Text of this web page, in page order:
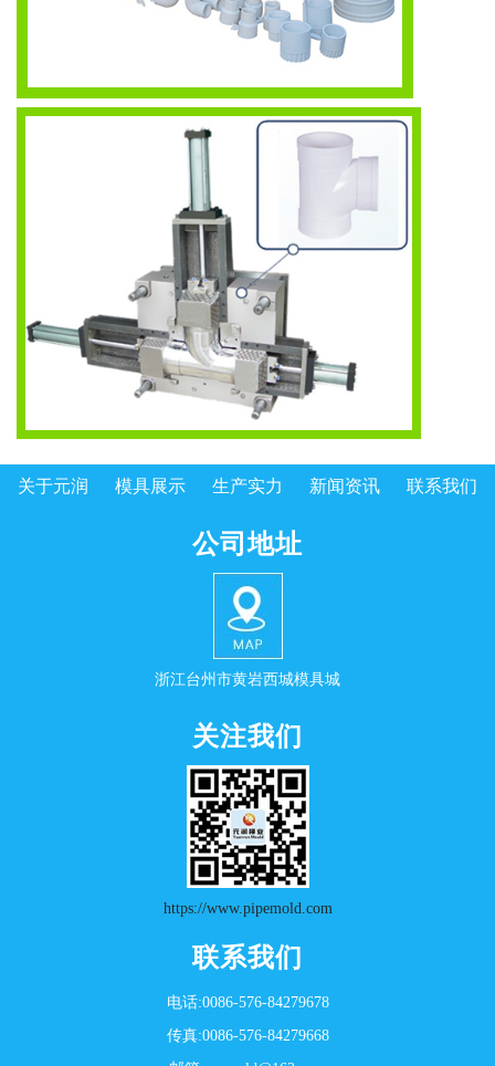
关于元润 模具展示 生产实力 新闻资讯 联系我们
公司地址
浙江台州市黄岩西城模具城
关注我们
https://www.pipemold.com
联系我们
电话:0086-576-84279678
传真:0086-576-84279668